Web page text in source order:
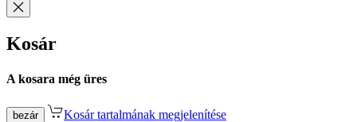
Kosár
A kosara még üres
bezár Kosár tartalmának megjelenítése